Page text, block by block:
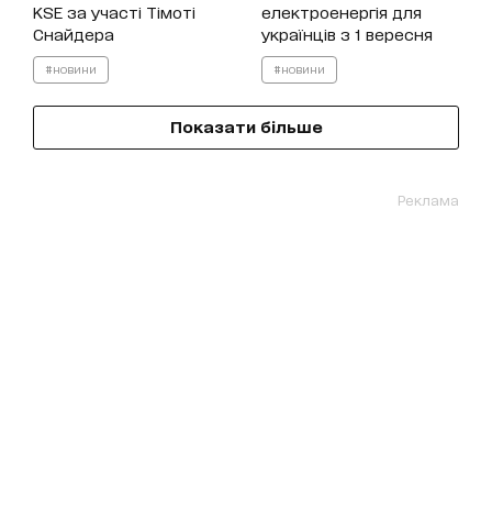
KSE за участі Тімоті
Снайдера
#новини
електроенергія для
українців з 1 вересня
#новини
Показати більше
Реклама